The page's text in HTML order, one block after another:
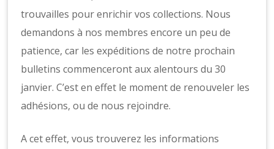
trouvailles pour enrichir vos collections. Nous
demandons à nos membres encore un peu de
patience, car les expéditions de notre prochain
bulletins commenceront aux alentours du 30
janvier. C’est en effet le moment de renouveler les
adhésions, ou de nous rejoindre.
A cet effet, vous trouverez les informations